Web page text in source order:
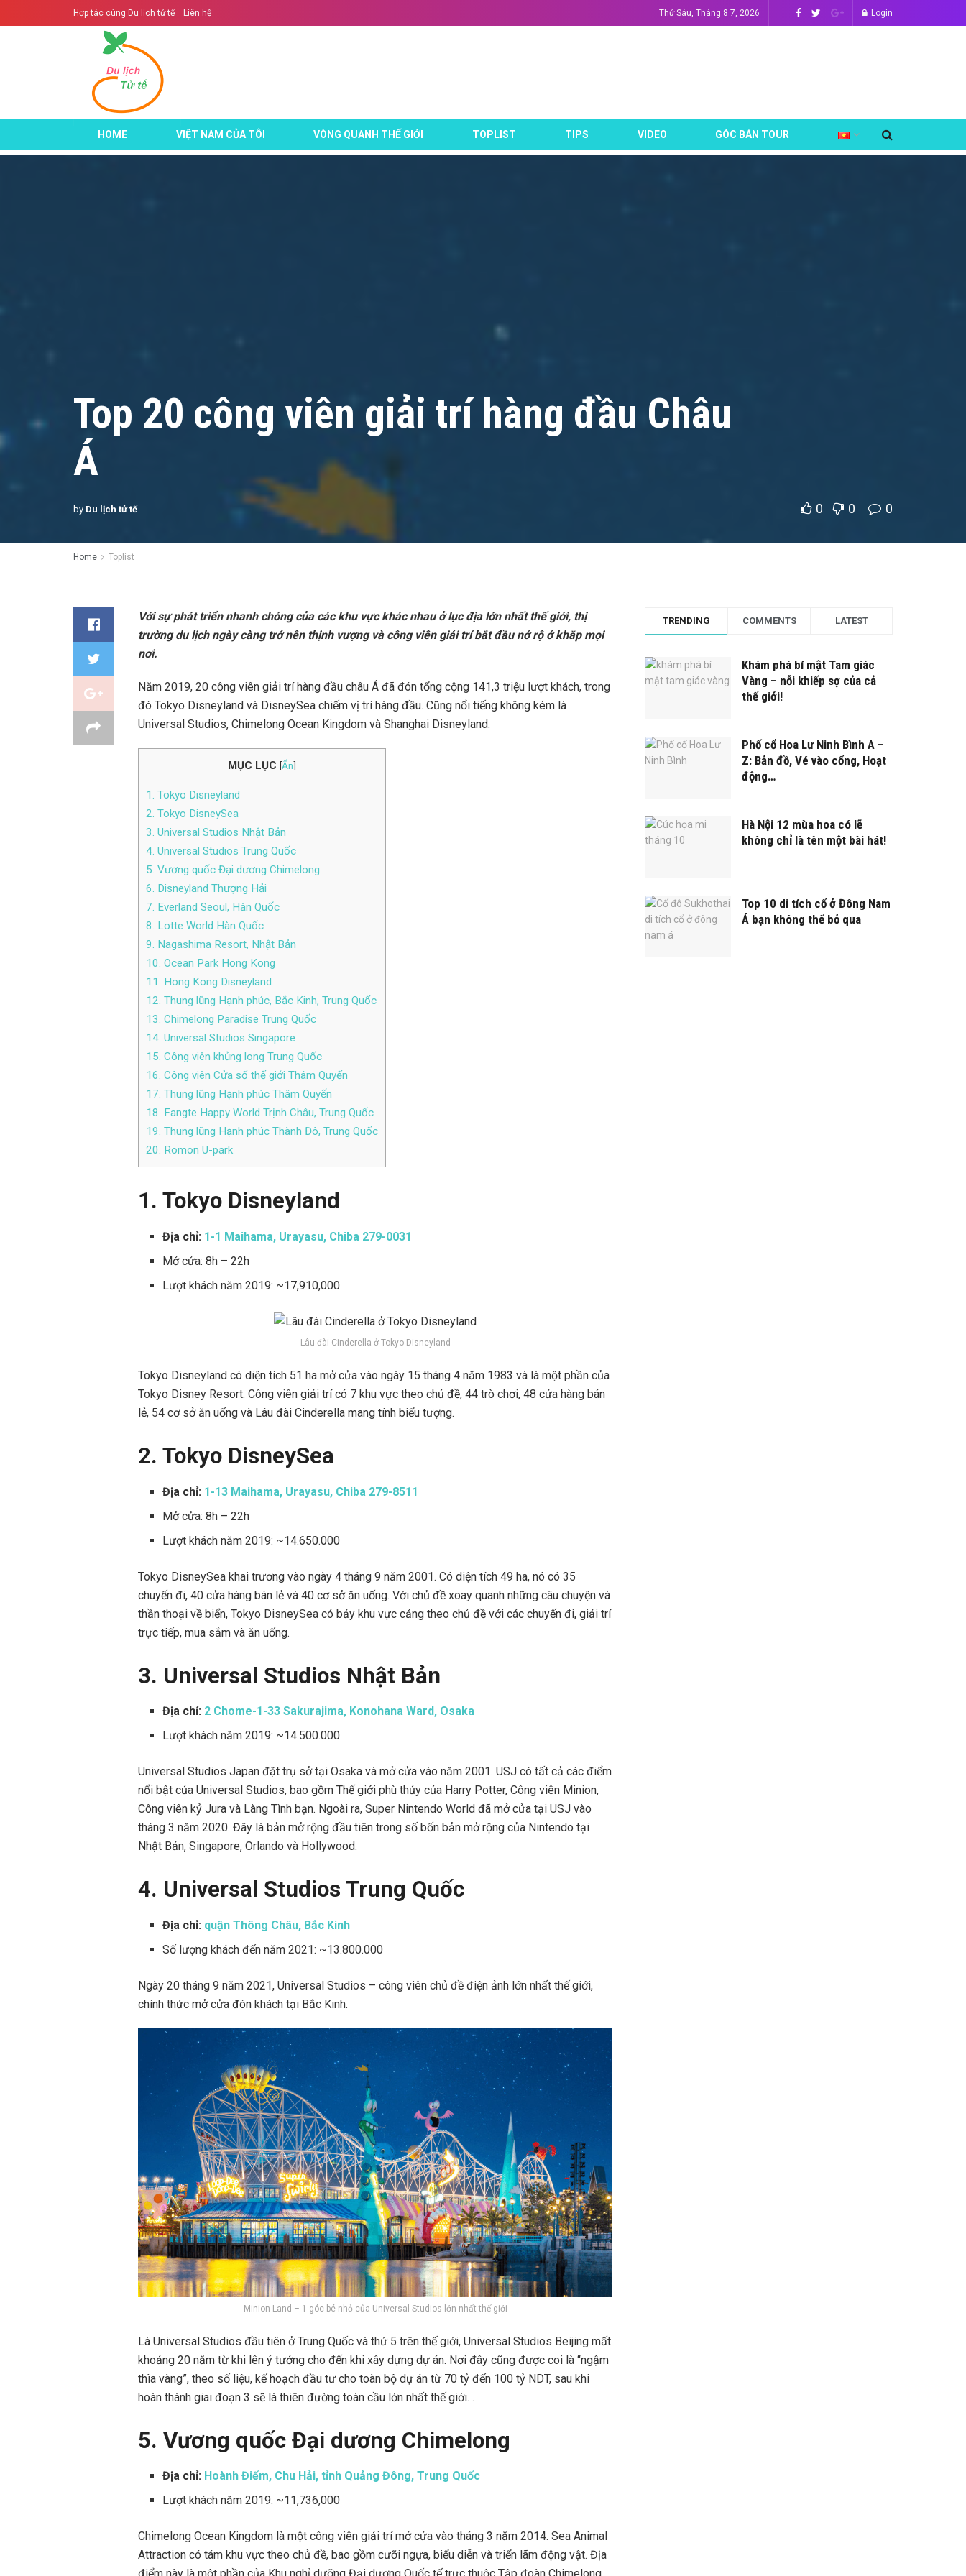
Hợp tác cùng Du lịch tử tế Liên hệ Thứ Sáu, Tháng 8 7, 2026 Login
HOME VIỆT NAM CỦA TÔI VÒNG QUANH THẾ GIỚI TOPLIST TIPS VIDEO GÓC BÁN TOUR
Top 20 công viên giải trí hàng đầu Châu
Á
by Du lịch tử tế 0 0 0
Home Toplist
Với sự phát triển nhanh chóng của các khu vực khác nhau ở lục địa lớn nhất thế giới, thị
trường du lịch ngày càng trở nên thịnh vượng và công viên giải trí bắt đầu nở rộ ở khắp mọi
nơi.
Năm 2019, 20 công viên giải trí hàng đầu châu Á đã đón tổng cộng 141,3 triệu lượt khách, trong
đó Tokyo Disneyland và DisneySea chiếm vị trí hàng đầu. Cũng nổi tiếng không kém là
Universal Studios, Chimelong Ocean Kingdom và Shanghai Disneyland.
MỤC LỤC [Ẩn]
1. Tokyo Disneyland
2. Tokyo DisneySea
3. Universal Studios Nhật Bản
4. Universal Studios Trung Quốc
5. Vương quốc Đại dương Chimelong
6. Disneyland Thượng Hải
7. Everland Seoul, Hàn Quốc
8. Lotte World Hàn Quốc
9. Nagashima Resort, Nhật Bản
10. Ocean Park Hong Kong
11. Hong Kong Disneyland
12. Thung lũng Hạnh phúc, Bắc Kinh, Trung Quốc
13. Chimelong Paradise Trung Quốc
14. Universal Studios Singapore
15. Công viên khủng long Trung Quốc
16. Công viên Cửa sổ thế giới Thâm Quyến
17. Thung lũng Hạnh phúc Thâm Quyến
18. Fangte Happy World Trịnh Châu, Trung Quốc
19. Thung lũng Hạnh phúc Thành Đô, Trung Quốc
20. Romon U-park
1. Tokyo Disneyland
Địa chỉ: 1-1 Maihama, Urayasu, Chiba 279-0031
Mở cửa: 8h – 22h
Lượt khách năm 2019: ~17,910,000
Lâu đài Cinderella ở Tokyo Disneyland
Tokyo Disneyland có diện tích 51 ha mở cửa vào ngày 15 tháng 4 năm 1983 và là một phần của
Tokyo Disney Resort. Công viên giải trí có 7 khu vực theo chủ đề, 44 trò chơi, 48 cửa hàng bán
lẻ, 54 cơ sở ăn uống và Lâu đài Cinderella mang tính biểu tượng.
2. Tokyo DisneySea
Địa chỉ: 1-13 Maihama, Urayasu, Chiba 279-8511
Mở cửa: 8h – 22h
Lượt khách năm 2019: ~14.650.000
Tokyo DisneySea khai trương vào ngày 4 tháng 9 năm 2001. Có diện tích 49 ha, nó có 35
chuyến đi, 40 cửa hàng bán lẻ và 40 cơ sở ăn uống. Với chủ đề xoay quanh những câu chuyện và
thần thoại về biển, Tokyo DisneySea có bảy khu vực cảng theo chủ đề với các chuyến đi, giải trí
trực tiếp, mua sắm và ăn uống.
3. Universal Studios Nhật Bản
Địa chỉ: 2 Chome-1-33 Sakurajima, Konohana Ward, Osaka
Lượt khách năm 2019: ~14.500.000
Universal Studios Japan đặt trụ sở tại Osaka và mở cửa vào năm 2001. USJ có tất cả các điểm
nổi bật của Universal Studios, bao gồm Thế giới phù thủy của Harry Potter, Công viên Minion,
Công viên kỷ Jura và Làng Tình bạn. Ngoài ra, Super Nintendo World đã mở cửa tại USJ vào
tháng 3 năm 2020. Đây là bản mở rộng đầu tiên trong số bốn bản mở rộng của Nintendo tại
Nhật Bản, Singapore, Orlando và Hollywood.
4. Universal Studios Trung Quốc
Địa chỉ: quận Thông Châu, Bắc Kinh
Số lượng khách đến năm 2021: ~13.800.000
Ngày 20 tháng 9 năm 2021, Universal Studios – công viên chủ đề điện ảnh lớn nhất thế giới,
chính thức mở cửa đón khách tại Bắc Kinh.
Minion Land – 1 góc bé nhỏ của Universal Studios lớn nhất thế giới
Là Universal Studios đầu tiên ở Trung Quốc và thứ 5 trên thế giới, Universal Studios Beijing mất
khoảng 20 năm từ khi lên ý tưởng cho đến khi xây dựng dự án. Nơi đây cũng được coi là “ngậm
thìa vàng”, theo số liệu, kế hoạch đầu tư cho toàn bộ dự án từ 70 tỷ đến 100 tỷ NDT, sau khi
hoàn thành giai đoạn 3 sẽ là thiên đường toàn cầu lớn nhất thế giới. .
5. Vương quốc Đại dương Chimelong
Địa chỉ: Hoành Điếm, Chu Hải, tỉnh Quảng Đông, Trung Quốc
Lượt khách năm 2019: ~11,736,000
Chimelong Ocean Kingdom là một công viên giải trí mở cửa vào tháng 3 năm 2014. Sea Animal
Attraction có tám khu vực theo chủ đề, bao gồm cưỡi ngựa, biểu diễn và triển lãm động vật. Địa
TRENDING COMMENTS LATEST
Khám phá bí mật Tam giác
Vàng – nỗi khiếp sợ của cả
thế giới!
Phố cổ Hoa Lư Ninh Bình A –
Z: Bản đồ, Vé vào cổng, Hoạt
động…
Hà Nội 12 mùa hoa có lẽ
không chỉ là tên một bài hát!
Top 10 di tích cổ ở Đông Nam
Á bạn không thể bỏ qua